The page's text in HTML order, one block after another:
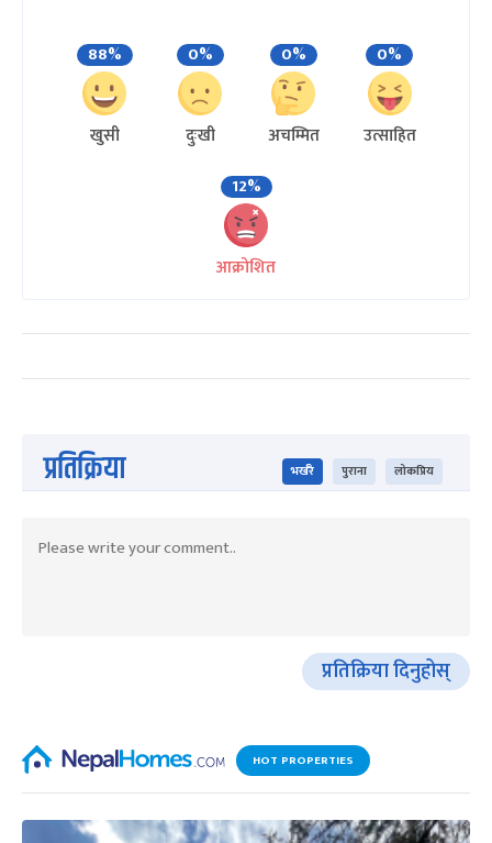
88%
खुसी
0%
दुःखी
0%
अचम्मित
0%
उत्साहित
12%
आक्रोशित
प्रतिक्रिया भर्खरै पुराना लोकप्रिय
प्रतिक्रिया दिनुहोस्
HOT PROPERTIES